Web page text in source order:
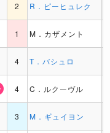
2 R．ピーヒュレク
1 M．カザメント
4 T．バシュロ
4 C．ルクーヴル
3 M．ギュイヨン